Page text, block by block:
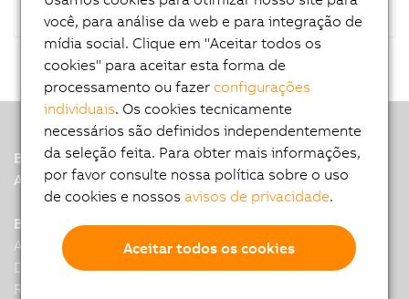
B&R
A member of the ABB Group
B&R Headquarters: Campinas
Alexander Grahan Bell 200 module
D2, Condominio Techno Park,
Rod Anhanguera, Km 104,5
você, para análise da web e para integração de
mídia social. Clique em "Aceitar todos os
cookies" para aceitar esta forma de
processamento ou fazerconfigurações
individuais. Os cookies tecnicamente
necessários são definidos independentemente
da seleção feita. Para obter mais informações,
por favor consulte nossa política sobre o uso
de cookies e nossosavisos de privacidade.
Aceitar todos os cookies